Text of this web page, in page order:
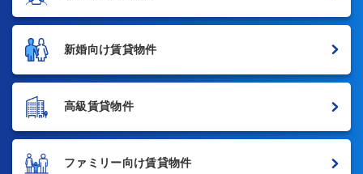
新婚向け賃貸物件
高級賃貸物件
ファミリー向け賃貸物件